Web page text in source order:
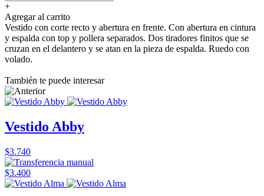
+
Agregar al carrito
Vestido con corte recto y abertura en frente. Con abertura en cintura
y espalda con top y pollera separados. Dos tiradores finitos que se
cruzan en el delantero y se atan en la pieza de espalda. Ruedo con
volado.
También te puede interesar
Vestido Abby
$3.740
$3.400